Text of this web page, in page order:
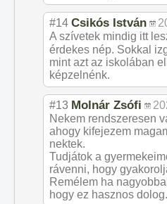
#14 Csikós István
A szívetek mindig itt
érdekes nép. Sokkal
mint azt az iskolában
képzelnénk.
#13 Molnár Zsófi
Nekem rendszeresen
ahogy kifejezem
nektek.
Tudjátok a
rávenni, hogy
Remélem ha
hogy ez hasznos dolog.